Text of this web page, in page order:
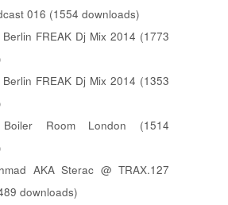
016 (1554 downloads)
FREAK Dj Mix 2014 (1773
FREAK Dj Mix 2014 (1353
Room London (1514
AKA Sterac @ TRAX.127
downloads)